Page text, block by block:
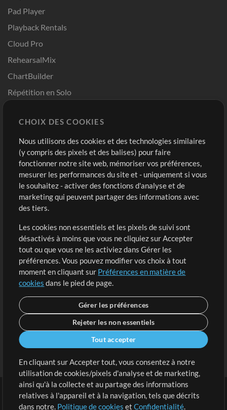
Pad Player
Playback Rentals
Cloud Pro
RehearsalMix
ChartBuilder
Répétition en Solo
Modèles ProPresenter
Sons
Boutique
Acheter des crédits
Contenu gratuit
Demander les pistes
Extras
Sessions
Soumettre votre contenu
Listes de lecture
Conférence MT
Compte
Connexion
S'inscrire
CHOIX DES COOKIES
Nous utilisons des cookies et des technologies similaires
(y compris des pixels et des balises) pour faire
fonctionner notre site web, mémoriser vos préférences,
mesurer les performances du site et - uniquement si vous
le souhaitez - activer des fonctions d'analyse et de
marketing qui peuvent partager des informations avec
des tiers.
Les cookies non essentiels et les pixels de suivi sont
désactivés à moins que vous ne cliquiez sur Accepter
tout ou que vous ne les activiez dans Gérer les
préférences. Vous pouvez modifier vos choix à tout
moment en cliquant sur Préférences en matière de
cookies dans le pied de page.
Gérer les préférences
Rejeter les non essentiels
Tout accepter
En cliquant sur Accepter tout, vous consentez à notre
utilisation de cookies/pixels d'analyse et de marketing,
ainsi qu'à la collecte et au partage des informations
relatives à l'appareil et à la navigation, tels que décrits
dans notre. Politique de cookies etConfidentialité.